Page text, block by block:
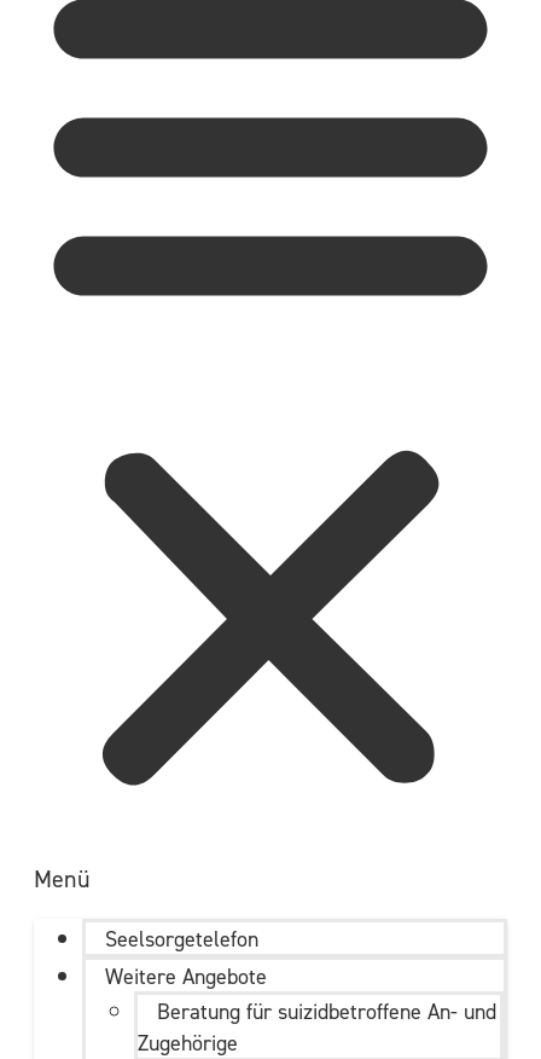
Menü
Seelsorgetelefon
Weitere Angebote
Beratung für suizidbetroffene An- und
Zugehörige